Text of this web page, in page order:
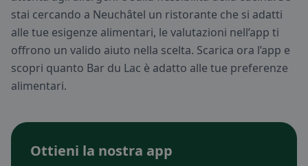
stai cercando a Neuchâtel un ristorante che si adatti
alle tue esigenze alimentari, le valutazioni nell’app ti
offrono un valido aiuto nella scelta. Scarica ora l’app e
scopri quanto Bar du Lac è adatto alle tue preferenze
alimentari.
Ottieni la nostra app